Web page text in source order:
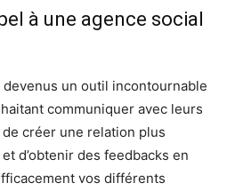
à une agence social
un outil incontournable
communiquer avec leurs
créer une relation plus
d’obtenir des feedbacks en
vos différents